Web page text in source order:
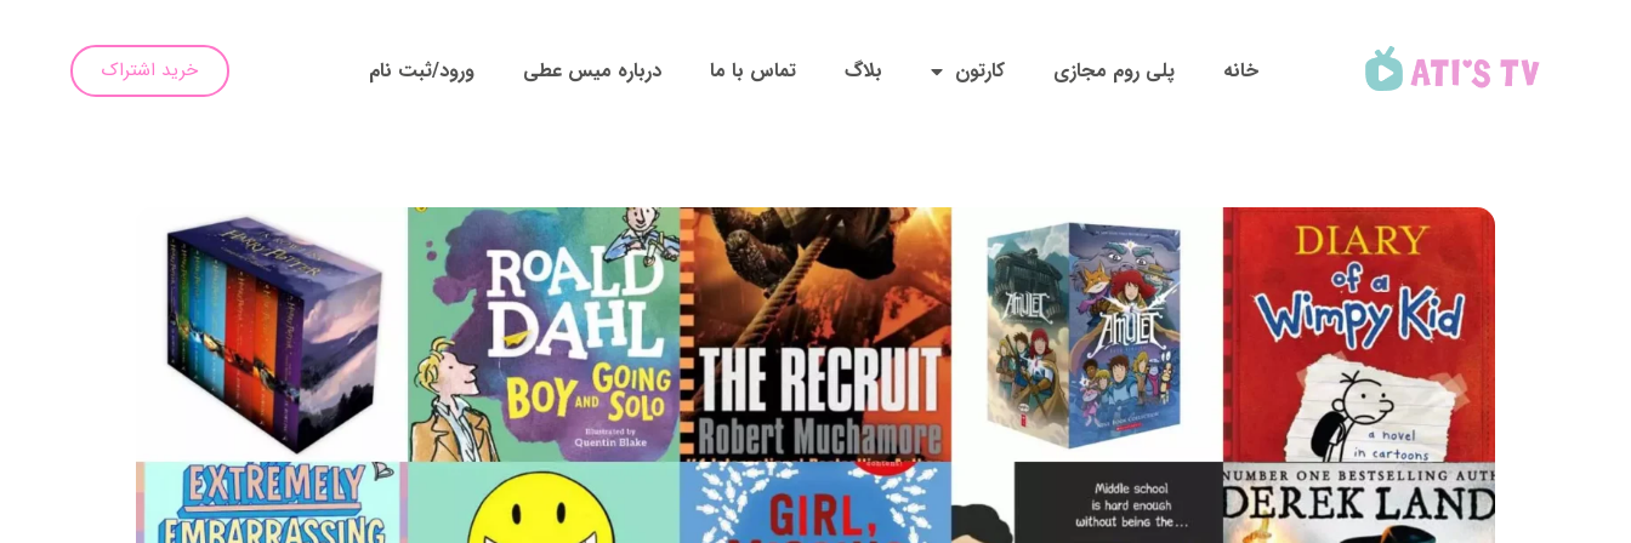
خانه پلی روم مجازی کارتون بلاگ تماس با ما درباره میس عطی ورود/ثبت نام خرید اشتراک